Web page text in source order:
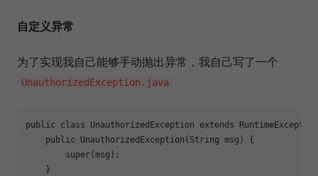
自定义异常
为了实现我自己能够手动抛出异常，我自己写了一个
UnauthorizedException.java
public class UnauthorizedException extends
RuntimeException
public
UnauthorizedException (String msg)
{
super(msg);
    }